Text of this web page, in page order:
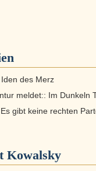
des Merz
meldet:: Im Dunkeln
gibt keine rechten
Kowalsky